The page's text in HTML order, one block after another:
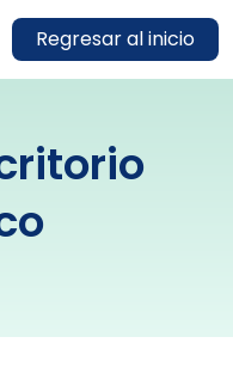
Regresar al inicio